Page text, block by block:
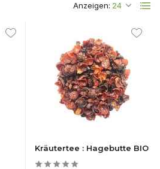
Anzeigen:
Kräutertee : Hagebutte BIO